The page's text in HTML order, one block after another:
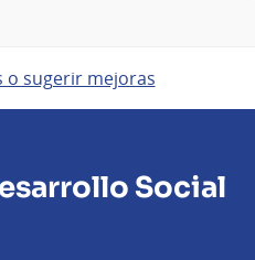
sugerir mejoras
Social